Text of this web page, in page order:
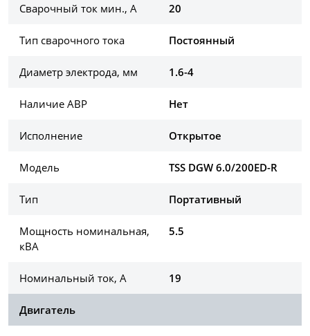
Сварочный ток мин., А 20
Тип сварочного тока Постоянный
Диаметр электрода, мм 1.6-4
Наличие АВР Нет
Исполнение Открытое
Модель TSS DGW 6.0/200ED-R
Тип Портативный
Мощность номинальная,
кВА
5.5
Номинальный ток, А 19
Двигатель